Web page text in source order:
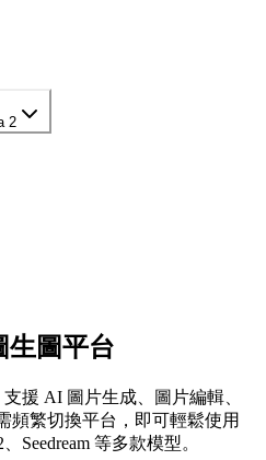
2
生圖平台
援 AI 圖片生成、圖片編輯、
頻繁切換平台，即可輕鬆使用
Seedream 等多款模型。